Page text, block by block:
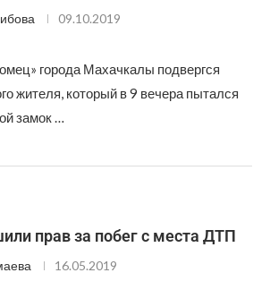
09.10.2019
города Махачкалы подвергся
жителя, который в 9 вечера пытался
замок …
прав за побег с места ДТП
16.05.2019